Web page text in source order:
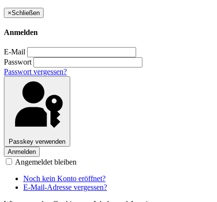
×Schließen
Anmelden
E-Mail
Passwort
Passwort vergessen?
Passkey verwenden
Anmelden
Angemeldet bleiben
Noch kein Konto eröffnet?
E-Mail-Adresse vergessen?